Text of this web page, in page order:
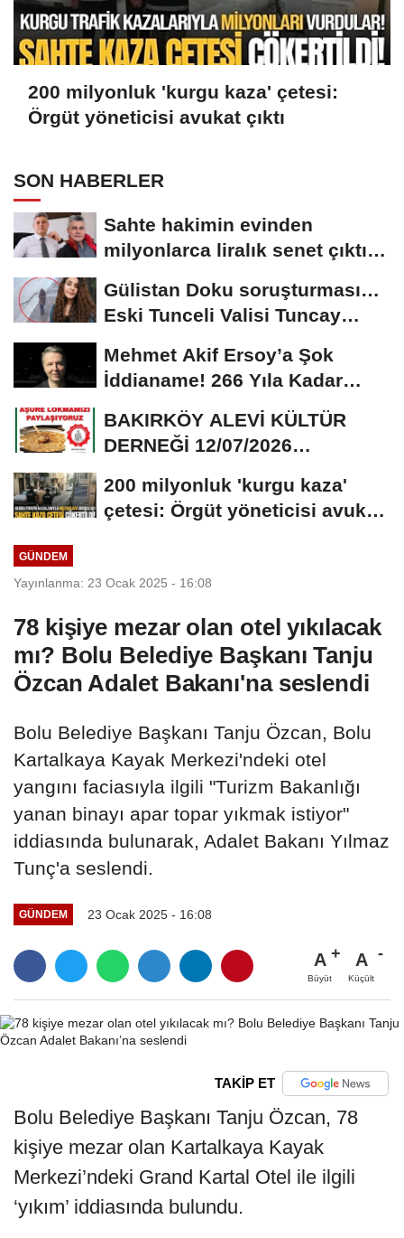
200 milyonluk 'kurgu kaza' çetesi:
Örgüt yöneticisi avukat çıktı
SON HABERLER
Sahte hakimin evinden
milyonlarca liralık senet çıktı:
Gülistan Doku soruşturması…
Eski Tunceli Valisi Tuncay
Mehmet Akif Ersoy’a Şok
İddianame! 266 Yıla Kadar
Hapis Talebi
BAKIRKÖY ALEVİ KÜLTÜR
DERNEĞİ 12/07/2026
DAVETİNE...
200 milyonluk 'kurgu kaza'
çetesi: Örgüt yöneticisi avukat
GÜNDEM
Yayınlanma: 23 Ocak 2025 - 16:08
78 kişiye mezar olan otel yıkılacak
mı? Bolu Belediye Başkanı Tanju
Özcan Adalet Bakanı'na seslendi
Bolu Belediye Başkanı Tanju Özcan, Bolu
Kartalkaya Kayak Merkezi'ndeki otel
yangını faciasıyla ilgili "Turizm Bakanlığı
yanan binayı apar topar yıkmak istiyor"
iddiasında bulunarak, Adalet Bakanı Yılmaz
Tunç'a seslendi.
GÜNDEM 23 Ocak 2025 - 16:08
A
Büyüt
A
Küçült
TAKİP ET
Bolu Belediye Başkanı Tanju Özcan, 78
kişiye mezar olan Kartalkaya Kayak
Merkezi’ndeki Grand Kartal Otel ile ilgili
‘yıkım’ iddiasında bulundu.